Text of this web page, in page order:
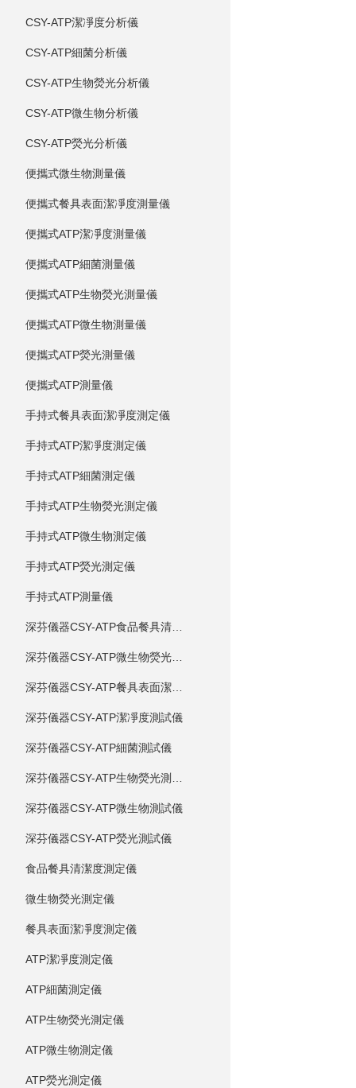
CSY-ATP潔凈度分析儀
CSY-ATP細菌分析儀
CSY-ATP生物熒光分析儀
CSY-ATP微生物分析儀
CSY-ATP熒光分析儀
便攜式微生物測量儀
便攜式餐具表面潔凈度測量儀
便攜式ATP潔凈度測量儀
便攜式ATP細菌測量儀
便攜式ATP生物熒光測量儀
便攜式ATP微生物測量儀
便攜式ATP熒光測量儀
便攜式ATP測量儀
手持式餐具表面潔凈度測定儀
手持式ATP潔凈度測定儀
手持式ATP細菌測定儀
手持式ATP生物熒光測定儀
手持式ATP微生物測定儀
手持式ATP熒光測定儀
手持式ATP測量儀
深芬儀器CSY-ATP食品餐具清潔度測試儀
深芬儀器CSY-ATP微生物熒光測試儀
深芬儀器CSY-ATP餐具表面潔凈度測試儀
深芬儀器CSY-ATP潔凈度測試儀
深芬儀器CSY-ATP細菌測試儀
深芬儀器CSY-ATP生物熒光測試儀
深芬儀器CSY-ATP微生物測試儀
深芬儀器CSY-ATP熒光測試儀
食品餐具清潔度測定儀
微生物熒光測定儀
餐具表面潔凈度測定儀
ATP潔凈度測定儀
ATP細菌測定儀
ATP生物熒光測定儀
ATP微生物測定儀
ATP熒光測定儀